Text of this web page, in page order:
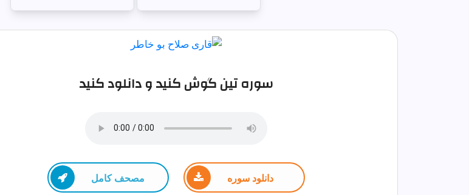
سوره تين گوش کنید و دانلود کنید
دانلود سوره مصحف كامل